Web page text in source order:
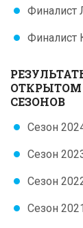
Финалист
Финалист
ОТКРЫТОМ
СЕЗОНОВ
Сезон
Сезон
Сезон
Сезон